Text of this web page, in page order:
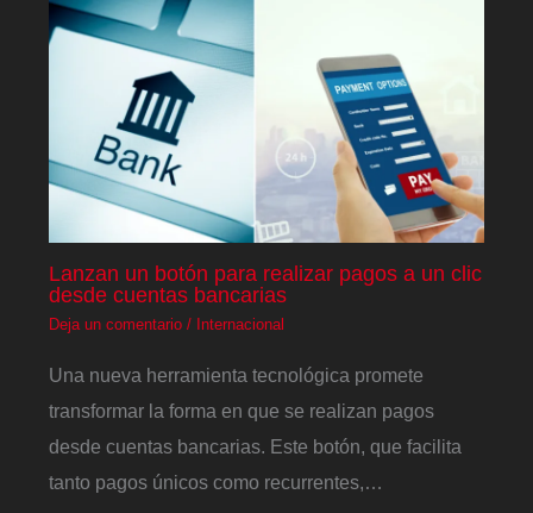
Lanzan un botón para realizar pagos a un clic
desde cuentas bancarias
Deja un comentario / Internacional
Una nueva herramienta tecnológica promete
transformar la forma en que se realizan pagos
desde cuentas bancarias. Este botón, que facilita
tanto pagos únicos como recurrentes,…